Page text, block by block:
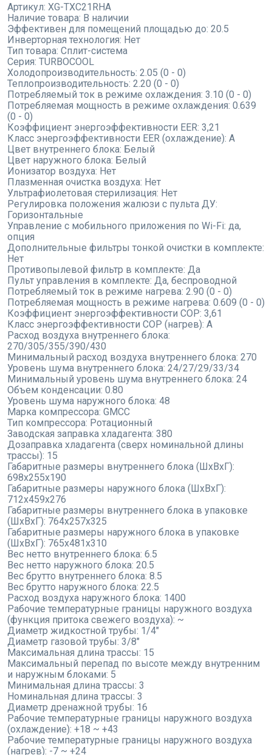
Артикул: XG-TXC21RHA
Наличие товара: В наличии
Эффективен для помещений площадью до: 20.5
Инверторная технология: Нет
Тип товара: Сплит-система
Серия: TURBOCOOL
Холодопроизводительность: 2.05 (0 - 0)
Теплопроизводительность: 2.20 (0 - 0)
Потребляемый ток в режиме охлаждения: 3.10 (0 - 0)
Потребляемая мощность в режиме охлаждения: 0.639
(0 - 0)
Коэффициент энергоэффективности EER: 3,21
Класс энергоэффективности EER (охлаждение): A
Цвет внутреннего блока: Белый
Цвет наружного блока: Белый
Ионизатор воздуха: Нет
Плазменная очистка воздуха: Нет
Ультрафиолетовая стерилизация: Нет
Регулировка положения жалюзи с пульта ДУ:
Горизонтальные
Управление с мобильного приложения по Wi-Fi: да,
опция
Дополнительные фильтры тонкой очистки в комплекте:
Нет
Противопылевой фильтр в комплекте: Да
Пульт управления в комплекте: Да, беспроводной
Потребляемый ток в режиме нагрева: 2.90 (0 - 0)
Потребляемая мощность в режиме нагрева: 0.609 (0 - 0)
Коэффициент энергоэффективности COP: 3,61
Класс энергоэффективности COP (нагрев): A
Расход воздуха внутреннего блока:
270/305/355/390/430
Минимальный расход воздуха внутреннего блока: 270
Уровень шума внутреннего блока: 24/27/29/33/34
Минимальный уровень шума внутреннего блока: 24
Объем конденсации: 0.80
Уровень шума наружного блока: 48
Марка компрессора: GMCC
Тип компрессора: Ротационный
Заводская заправка хладагента: 380
Дозаправка хладагента (сверх номинальной длины
трассы): 15
Габаритные размеры внутреннего блока (ШxВxГ):
698x255x190
Габаритные размеры наружного блока (ШxВxГ):
712x459x276
Габаритные размеры внутреннего блока в упаковке
(ШxВxГ): 764x257x325
Габаритные размеры наружного блока в упаковке
(ШxВxГ): 765x481x310
Вес нетто внутреннего блока: 6.5
Вес нетто наружного блока: 20.5
Вес брутто внутреннего блока: 8.5
Вес брутто наружного блока: 22.5
Расход воздуха наружного блока: 1400
Рабочие температурные границы наружного воздуха
(функция притока свежего воздуха): ~
Диаметр жидкостной трубы: 1/4"
Диаметр газовой трубы: 3/8"
Максимальная длина трассы: 15
Максимальный перепад по высоте между внутренним
и наружным блоками: 5
Минимальная длина трассы: 3
Номинальная длина трассы: 3
Диаметр дренажной трубы: 16
Рабочие температурные границы наружного воздуха
(охлаждение): +18 ~ +43
Рабочие температурные границы наружного воздуха
(нагрев): -7 ~ +24